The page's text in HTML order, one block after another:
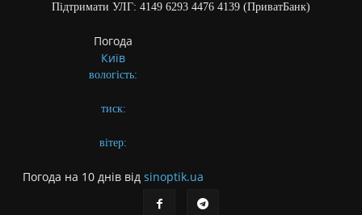
Підтримати УЛГ: 4149 6293 4476 4139 (ПриватБанк)
Погода
Київ
вологість:
тиск:
вітер:
Погода на 10 днів від sinoptik.ua